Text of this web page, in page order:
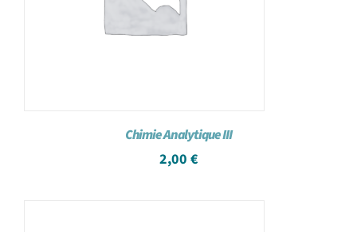
Chimie Analytique III
2,00 €